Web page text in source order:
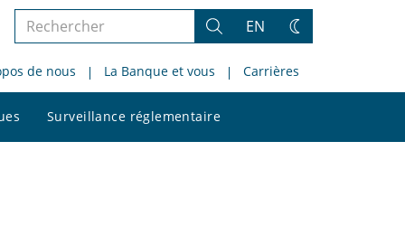
Rechercher
le
site
Rechercher
EN
Changez
thème
de nous La Banque et vous Carrières
Surveillance réglementaire
le